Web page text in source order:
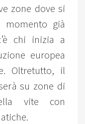
zone dove si
già
chi inizia a
europea
Oltretutto, il
su zone di
vite con